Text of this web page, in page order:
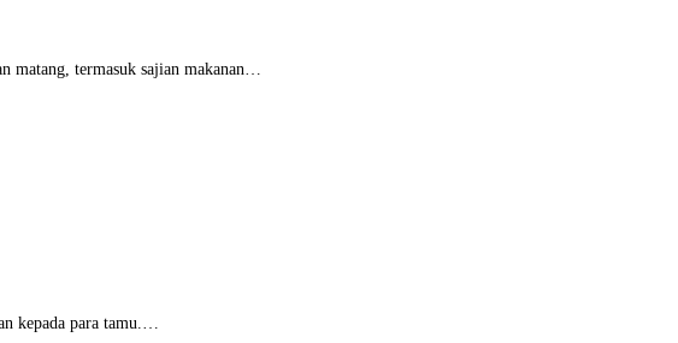
matang, termasuk sajian makanan…
kepada para tamu.…